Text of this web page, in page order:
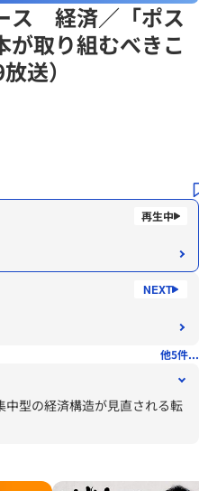
ス 経済／「ポス
が取り組むべきこ
送）
他5件...
型の経済構造が見直される転